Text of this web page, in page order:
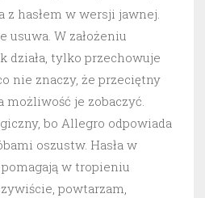
z hasłem w wersji jawnej.
usuwa. W założeniu
działa, tylko przechowuje
nie znaczy, że przeciętny
możliwość je zobaczyć.
bo Allegro odpowiada
oszustw. Hasła w
w tropieniu
powtarzam,